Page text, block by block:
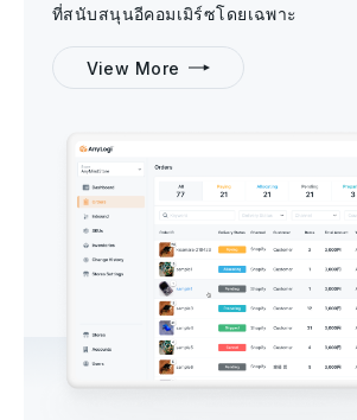
ที่สนับสนุนอีคอมเมิร์ซโดยเฉพาะ
View More